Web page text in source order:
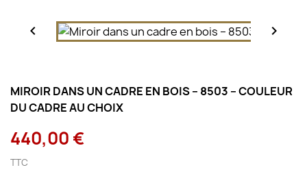
 
MIROIR DANS UN CADRE EN BOIS – 8503 – COULEUR
DU CADRE AU CHOIX
440,00 €
TTC